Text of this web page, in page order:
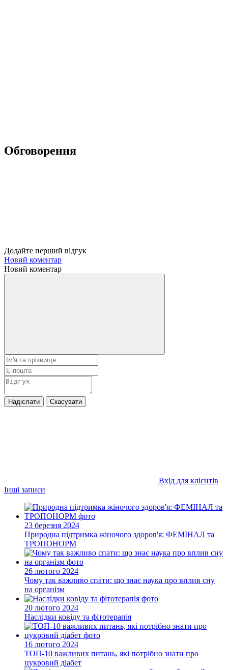
Обговорення
Додайте перший відгук
Новий коментар
Новий коментар
Надіслати Скасувати
Вхід для клієнтів
Інші записи
23 березня 2024
Природна підтримка жіночого здоров'я: ФЕМІНАЛ та
ТРОПОНОРМ
26 лютого 2024
Чому так важливо спати: що знає наука про вплив сну
на організм
20 лютого 2024
Наслідки ковіду та фітотерапія
16 лютого 2024
ТОП-10 важливих питань, які потрібно знати про
цукровий діабет